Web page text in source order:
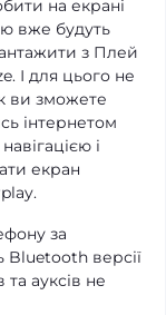
на екрані
вже будуть
з Плей
І для цього не
ви зможете
інтернетом
і
екран
за
версії
ауксів не